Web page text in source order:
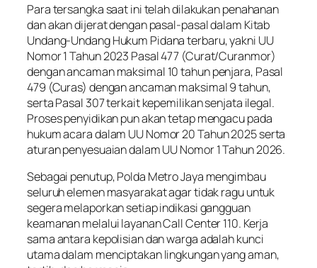
Para tersangka saat ini telah dilakukan penahanan
dan akan dijerat dengan pasal-pasal dalam Kitab
Undang-Undang Hukum Pidana terbaru, yakni UU
Nomor 1 Tahun 2023 Pasal 477 (Curat/Curanmor)
dengan ancaman maksimal 10 tahun penjara, Pasal
479 (Curas) dengan ancaman maksimal 9 tahun,
serta Pasal 307 terkait kepemilikan senjata ilegal.
Proses penyidikan pun akan tetap mengacu pada
hukum acara dalam UU Nomor 20 Tahun 2025 serta
aturan penyesuaian dalam UU Nomor 1 Tahun 2026.
Sebagai penutup, Polda Metro Jaya mengimbau
seluruh elemen masyarakat agar tidak ragu untuk
segera melaporkan setiap indikasi gangguan
keamanan melalui layanan Call Center 110. Kerja
sama antara kepolisian dan warga adalah kunci
utama dalam menciptakan lingkungan yang aman,